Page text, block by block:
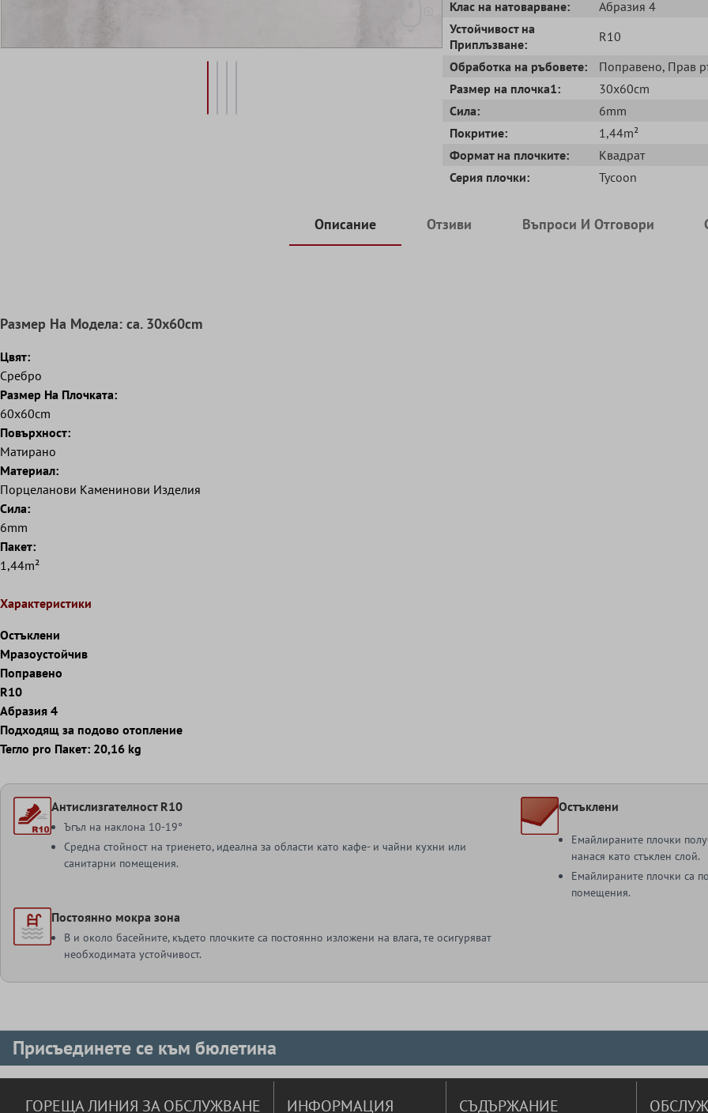
Клас на натоварване:
Абразия 4
Устойчивост на
Приплъзване:
R10
Обработка на ръбовете:
Поправено, Прав
Размер на плочка1:
30x60cm
Сила:
6mm
Покритие:
1,44m²
Формат на плочките:
Квадрат
Серия плочки:
Tycoon
Описание Отзиви Въпроси И Отговори
Pазмер Hа Mодела: ca. 30x60cm
Цвят:
Сребро
Размер Hа Плочката:
60x60cm
Повърхност:
Матирано
Mатериал:
Порцеланови Kаменинови Изделия
Сила:
6mm
Пакет:
1,44m²
Характеристики
Остъклени
Мразоустойчив
Поправено
R10
Абразия 4
Подходящ за подово отопление
Тегло pro Пакет: 20,16 kg
Антислизгателност R10
Ъгъл на наклона 10-19°
Средна стойност на триенето, идеална за области като кафе- и чайни кухни или
санитарни помещения.
Остъклени
Емайлираните плочки
нанася като стъклен слой.
Емайлираните плочки са
помещения.
Постоянно мокра зона
В и около басейните, където плочките са постоянно изложени на влага, те осигуряват
необходимата устойчивост.
Присъединете се към бюлетина
ГОРЕЩА ЛИНИЯ ЗА ОБСЛУЖВАНЕ ИНФОРМАЦИЯ СЪДЪРЖАНИЕ